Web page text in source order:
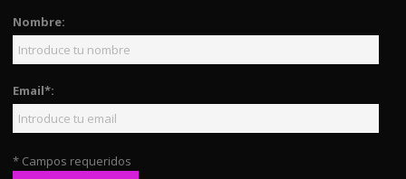
Nombre:
Email*:
* Campos requeridos